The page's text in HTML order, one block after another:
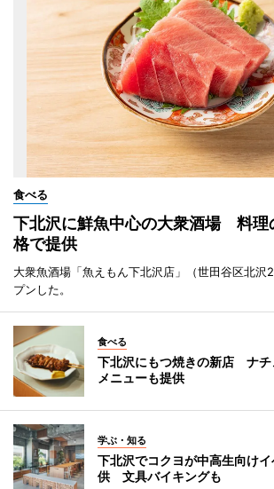
食べる
下北沢に鮮魚中心の大衆酒場 料理
格で提供
大衆魚酒場「魚えもん下北沢店」（世田谷区北沢
プンした。
食べる
下北沢にもつ焼きの新店 ナチ
メニューも提供
学ぶ・知る
下北沢でコクヨが中高生向け
供 文具バイキングも